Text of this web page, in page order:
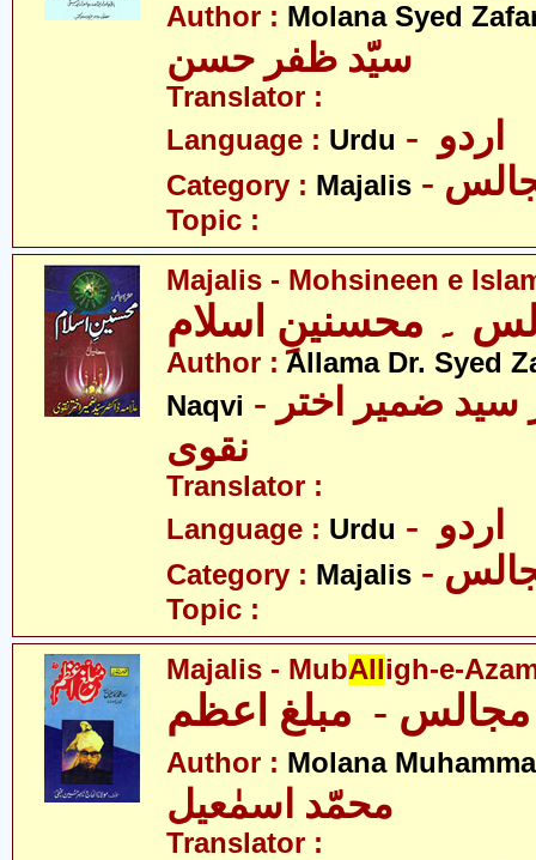
Author : Molana Syed
سیّد ظفر حسن
Translator :
Language : Urdu
Category : Majalis
Topic :
Majalis - Mohsineen e
۔ محسنینِ اسلام
Author :Allama Dr. Syed
Naqvi - علامہ ڈاکٹر سید ضمیر اختر
نقوی
Translator :
Language : Urdu
Category : Majalis
Topic :
Majalis - MubAlligh-e-
Author : Molana
محمّد اسمٰعیل
Translator :